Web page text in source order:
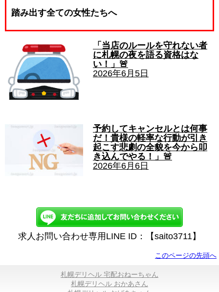
踏み出す全ての女性たちへ
「当店のルールを守れない者
に札幌の夜を語る資格はな
い！」🚨
2026年6月5日
予約してキャンセルとは何事
だ！貴様の軽率な行動が引き
起こす悲劇の全貌を今から叩
き込んでやる！」🚨
2026年6月6日
求人お問い合わせ専用LINE ID：【saito3711】
このページの先頭へ
札幌デリヘル 宅配おねーちゃん
札幌デリヘル おかあさん